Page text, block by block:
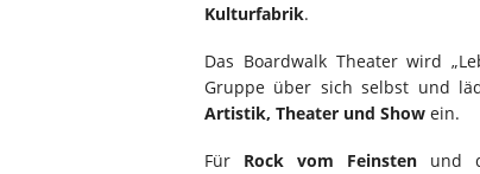
Kulturfabrik.
Das Boardwalk Theater wird
Gruppe über sich selbst und
Artistik, Theater und Show ein.
Für Rock vom Feinsten und